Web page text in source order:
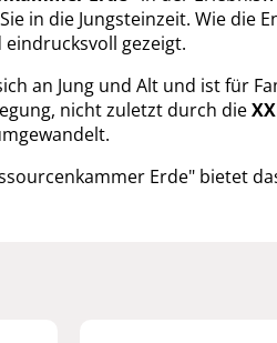
in die Jungsteinzeit. Wie die
gezeigt.
an Jung und Alt und ist für
nicht zuletzt durch die
Erde" bietet